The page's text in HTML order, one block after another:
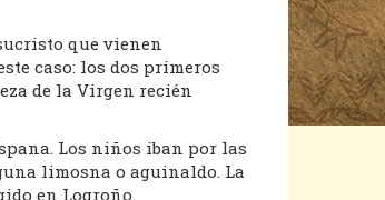
que vienen
caso: los dos primeros
de la Virgen recién
Los niños iban por las
limosna o aguinaldo. La
en Logroño.